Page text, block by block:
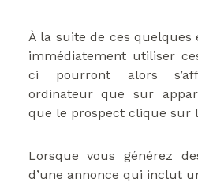
À la suite de ces quelques
immédiatement utiliser
ci pourront alors
ordinateur que sur
que le prospect clique sur
Lorsque vous générez
d’une annonce qui inclut